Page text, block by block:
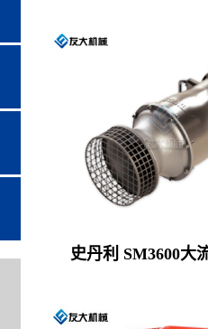
史丹利 SM3600大